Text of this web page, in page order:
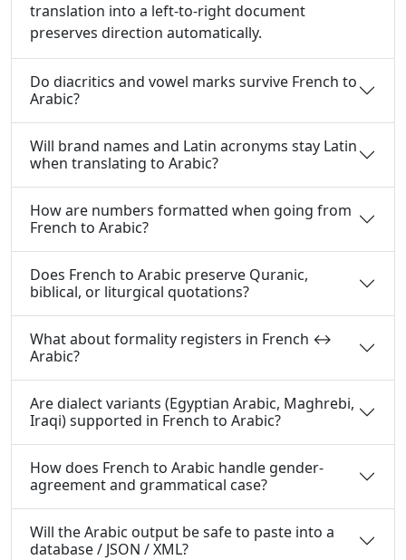
translation into a left-to-right document
preserves direction automatically.
Do diacritics and vowel marks survive French to
Arabic?
Will brand names and Latin acronyms stay Latin
when translating to Arabic?
How are numbers formatted when going from
French to Arabic?
Does French to Arabic preserve Quranic,
biblical, or liturgical quotations?
What about formality registers in French ↔
Arabic?
Are dialect variants (Egyptian Arabic, Maghrebi,
Iraqi) supported in French to Arabic?
How does French to Arabic handle gender-
agreement and grammatical case?
Will the Arabic output be safe to paste into a
database / JSON / XML?